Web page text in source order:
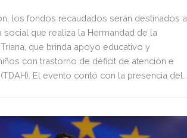
los fondos recaudados serán destinados a
social que realiza la Hermandad de la
que brinda apoyo educativo y
con trastorno de déficit de atención e
El evento contó con la presencia del
del consejero de Turismo y Andalucía
Bernal Bergua; y la delegada Territorial de